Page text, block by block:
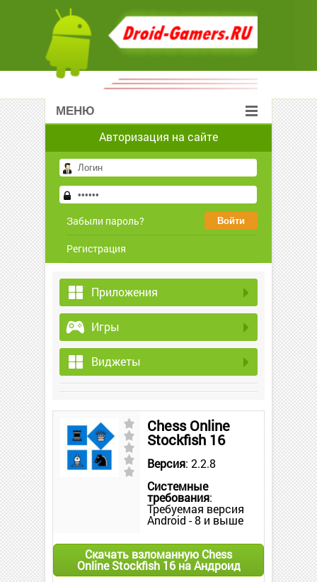
МЕНЮ
Авторизация на сайте
Забыли пароль?
Регистрация
Приложения
Игры
Виджеты
Chess Online
Stockfish 16
Версия: 2.2.8
Системные
требования:
Требуемая версия
Android - 8 и выше
Скачать взломанную Chess
Online Stockfish 16 на Андроид